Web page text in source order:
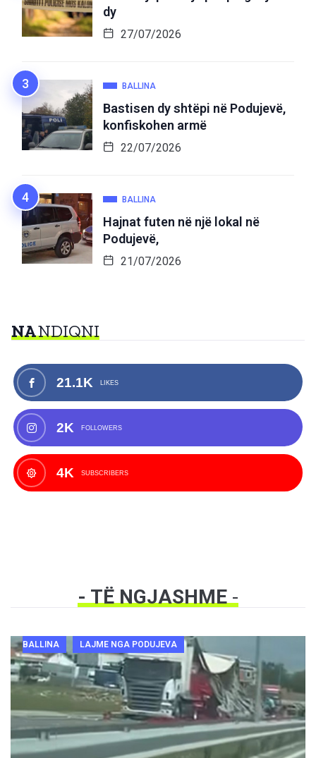
dy
27/07/2026
BALLINA
Bastisen dy shtëpi në Podujevë,
konfiskohen armë
22/07/2026
BALLINA
Hajnat futen në një lokal në
Podujevë,
21/07/2026
NANDIQNI
21.1K LIKES
2K FOLLOWERS
4K SUBSCRIBERS
- TË NGJASHME-
BALLINA LAJME NGA PODUJEVA